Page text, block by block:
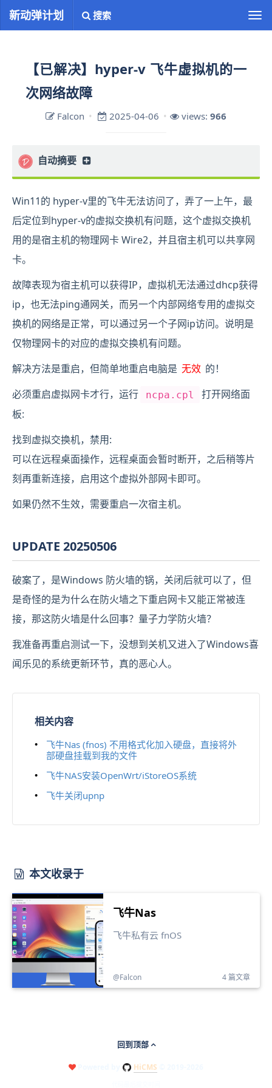
切
换
新动弹计划 搜索
【已解决】hyper-v 飞牛虚拟机的一
次网络故障
Falcon 2025-04-06 views: 966
自动摘要
正在生成中……
Win11的 hyper-v里的飞牛无法访问了，弄了一上午，最
后定位到hyper-v的虚拟交换机有问题，这个虚拟交换机
用的是宿主机的物理网卡 Wire2，并且宿主机可以共享网
卡。
故障表现为宿主机可以获得IP，虚拟机无法通过dhcp获得
ip，也无法ping通网关，而另一个内部网络专用的虚拟交
换机的网络是正常，可以通过另一个子网ip访问。说明是
仅物理网卡的对应的虚拟交换机有问题。
解决方法是重启，但简单地重启电脑是 无效 的！
必须重启虚拟网卡才行，运行
ncpa.cpl
打开网络面
板:
找到虚拟交换机，禁用:
可以在远程桌面操作，远程桌面会暂时断开，之后稍等片
刻再重新连接，启用这个虚拟外部网卡即可。
如果仍然不生效，需要重启一次宿主机。
UPDATE 20250506
破案了，是Windows 防火墙的锅，关闭后就可以了，但
是奇怪的是为什么在防火墙之下重启网卡又能正常被连
接，那这防火墙是什么回事？量子力学防火墙？
我准备再重启测试一下，没想到关机又进入了Windows喜
闻乐见的系统更新环节，真的恶心人。
相关内容
飞牛Nas (fnos) 不用格式化加入硬盘，直接将外
部硬盘挂载到我的文件
飞牛NAS安装OpenWrt/iStoreOS系统
飞牛关闭upnp
本文收录于
飞牛Nas
飞牛私有云 fnOS
@Falcon 4 篇文章
回到顶部
HiCMS